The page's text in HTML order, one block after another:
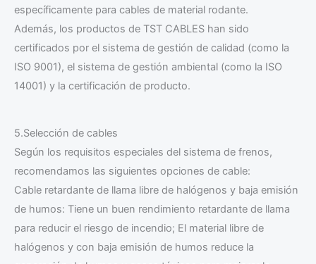
específicamente para cables de material rodante.
Además, los productos de TST CABLES han sido
certificados por el sistema de gestión de calidad (como la
ISO 9001), el sistema de gestión ambiental (como la ISO
14001) y la certificación de producto.
5.Selección de cables
Según los requisitos especiales del sistema de frenos,
recomendamos las siguientes opciones de cable:
Cable retardante de llama libre de halógenos y baja emisión
de humos: Tiene un buen rendimiento retardante de llama
para reducir el riesgo de incendio; El material libre de
halógenos y con baja emisión de humos reduce la